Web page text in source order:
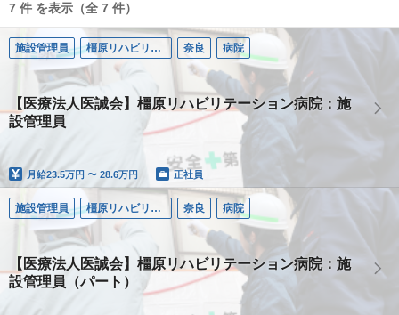
7 件 を表示（全 7 件）
施設管理員 橿原リハビリテーション病院 奈良 病院
【医療法人医誠会】橿原リハビリテーション病院：施
設管理員
月給23.5万円 〜 28.6万円 正社員
施設管理員 橿原リハビリテーション病院 奈良 病院
【医療法人医誠会】橿原リハビリテーション病院：施
設管理員（パート）